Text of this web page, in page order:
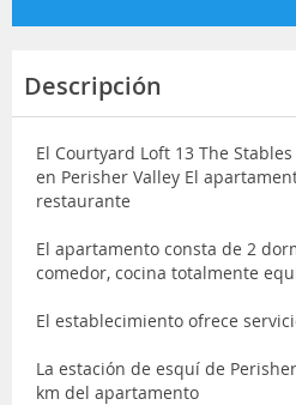
Descripción
El Courtyard Loft 13 The
en Perisher Valley El
restaurante
El apartamento consta de 2
comedor, cocina totalmente
El establecimiento ofrece
La estación de esquí de
km del apartamento